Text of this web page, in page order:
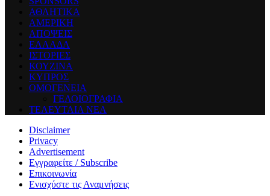
ΑΘΛΗΤΙΚΑ
ΑΜΕΡΙΚΗ
ΑΠΟΨΕΙΣ
ΕΛΛΑΔΑ
ΙΣΤΟΡΙΕΣ
ΚΟΥΖΙΝΑ
ΚΥΠΡΟΣ
ΟΜΟΓΕΝΕΙΑ
ΓΕΛΟΙΟΓΡΑΦΙΑ
ΤΕΛΕΥΤΑΙΑ ΝΕΑ
Disclaimer
Privacy
Advertisement
Εγγραφείτε / Subscribe
Επικοινωνία
Ενισχύστε τις Αναμνήσεις